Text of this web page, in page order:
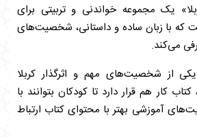
یک مجموعه خواندنی و تربیتی برای
که با زبان ساده و داستانی، شخصیت‌های
می‌کند.
از شخصیت‌های مهم و اثرگذار کربلا
کار هم قرار دارد تا کودکان بتوانند با
آموزشی بهتر با محتوای کتاب ارتباط